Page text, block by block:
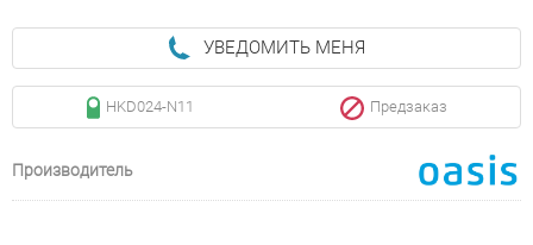
УВЕДОМИТЬ МЕНЯ
HKD024-N11 Предзаказ
Производитель